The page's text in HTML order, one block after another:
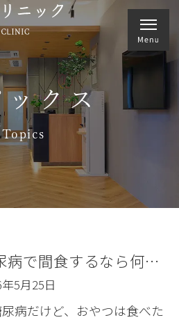
ックス
Topics
糖尿病で間食するなら何がいい？ おすすめの食べ物とタイミング
5月25日
尿病だけど、おやつは食べた